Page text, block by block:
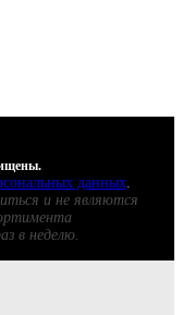
данных.
и не являются
в неделю.